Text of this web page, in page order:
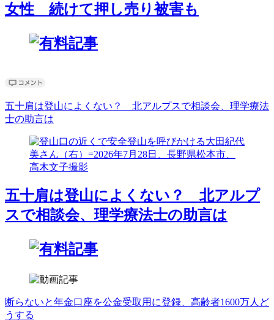
女性 続けて押し売り被害も
五十肩は登山によくない？ 北アルプスで相談会、理学療法
士の助言は
五十肩は登山によくない？ 北アルプ
スで相談会、理学療法士の助言は
断らないと年金口座を公金受取用に登録、高齢者1600万人ど
うする